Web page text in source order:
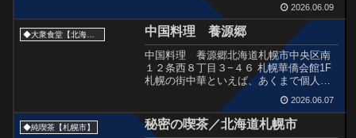
めたくなり、足を運んでみた。「下の
月」という名は、アイヌ語の ノッケ
──“岬のように山が突き出した...
2026.06.09
◆大衆食堂【北海道】 中国料理 養源郷
中国料理 養源郷北海道札幌市中央区南
１２条西８丁目３−４６ 札幌華僑会館1F
札幌の街中華といえば、あくまで個人的
には香州、揚子江、布袋、そしてここ養
源郷。特に養源郷は、我が家からすぐな
ので重宝している。落ち着いた住宅街の
「札幌華僑会館」内に...
2026.06.07
◆純喫茶【札幌市】 秘密の喫茶／北海道札幌市